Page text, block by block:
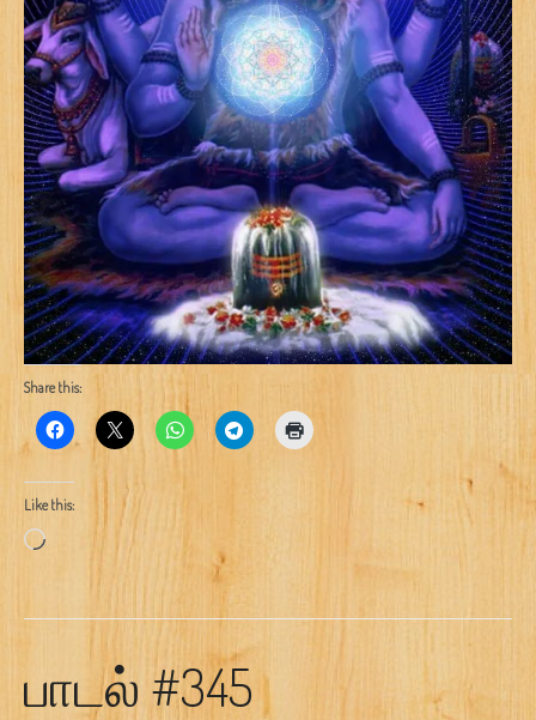
Share this:
Like this:
Loading…
பாடல் #345